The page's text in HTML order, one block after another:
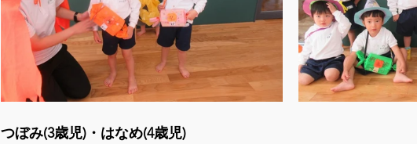
つぼみ(3歳児)・はなめ(4歳児)